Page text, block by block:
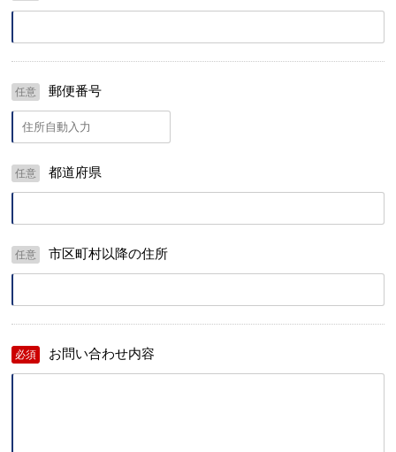
任意 郵便番号
任意 都道府県
任意 市区町村以降の住所
必須 お問い合わせ内容